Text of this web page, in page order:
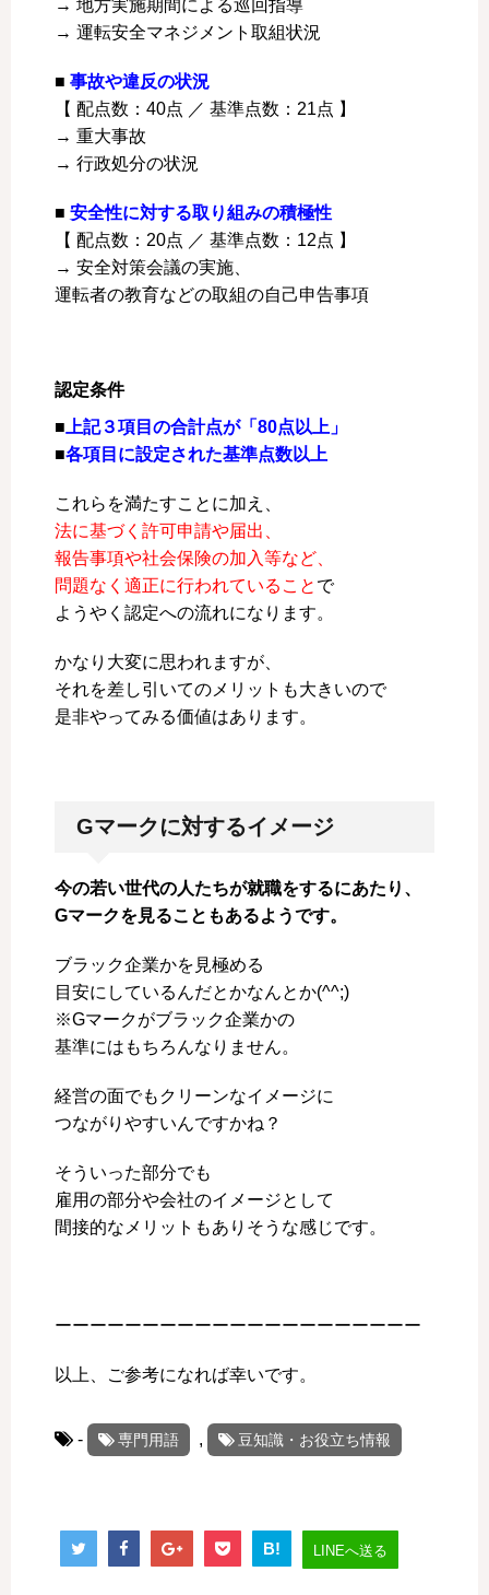
→ 地方実施期間による巡回指導
→ 運転安全マネジメント取組状況
■ 事故や違反の状況
【 配点数：40点 ／ 基準点数：21点 】
→ 重大事故
→ 行政処分の状況
■ 安全性に対する取り組みの積極性
【 配点数：20点 ／ 基準点数：12点 】
→ 安全対策会議の実施、
運転者の教育などの取組の自己申告事項
認定条件
■ 上記３項目の合計点が「80点以上」
■各項目に設定された基準点数以上
これらを満たすことに加え、
法に基づく許可申請や届出、
報告事項や社会保険の加入等など、
問題なく適正に行われていること で
ようやく認定への流れになります。
かなり大変に思われますが、
それを差し引いてのメリットも大きいので
是非やってみる価値はあります。
Gマークに対するイメージ
今の若い世代の人たちが就職をするにあたり、
Gマークを見ることもあるようです。
ブラック企業かを見極める
目安にしているんだとかなんとか(^^;)
※Gマークがブラック企業かの
基準にはもちろんなりません。
経営の面でもクリーンなイメージに
つながりやすいんですかね？
そういった部分でも
雇用の部分や会社のイメージとして
間接的なメリットもありそうな感じです。
ーーーーーーーーーーーーーーーーーーーーー
以上、ご参考になれば幸いです。
- 専門用語 , 豆知識・お役立ち情報
B! LINEへ送る